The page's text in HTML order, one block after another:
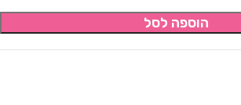
הוספה לסל